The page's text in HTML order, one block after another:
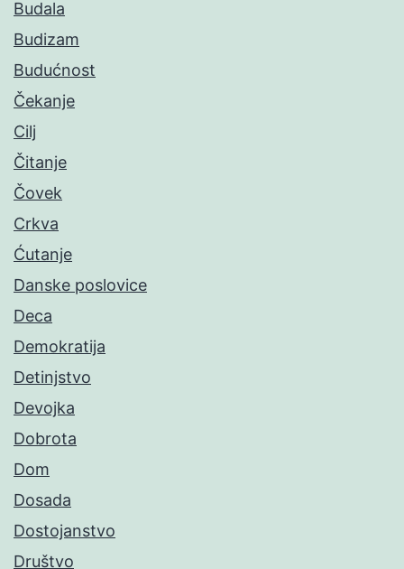
Budala
Budizam
Budućnost
Čekanje
Cilj
Čitanje
Čovek
Crkva
Ćutanje
Danske poslovice
Deca
Demokratija
Detinjstvo
Devojka
Dobrota
Dom
Dosada
Dostojanstvo
Društvo